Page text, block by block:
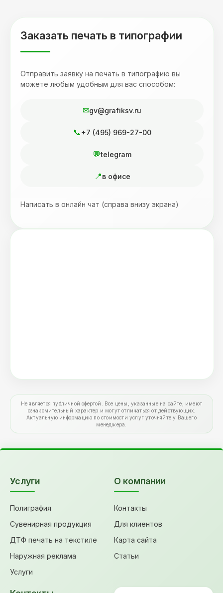
Заказать печать в типографии
Отправить заявку на печать в типографию вы
можете любым удобным для вас способом:
gv@grafiksv.ru
+7 (495) 969-27-00
telegram
в офисе
Написать в онлайн чат (справа внизу экрана)
Не является публичной офертой. Все цены, указанные на сайте, имеют
ознакомительный характер и могут отличаться от действующих.
Актуальную информацию по стоимости услуг уточняйте у Вашего
менеджера.
Услуги
Полиграфия
Сувенирная продукция
ДТФ печать на текстиле
Наружная реклама
Услуги
О компании
Контакты
Для клиентов
Карта сайта
Статьи